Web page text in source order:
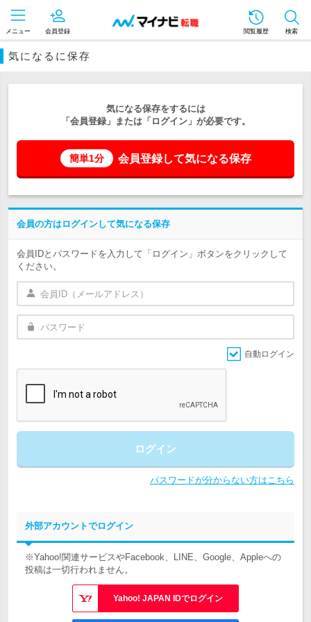
メニュー 会員登録 閲覧履歴 検索
気になるに保存
気になる保存をするには
「会員登録」または「ログイン」が必要です。
簡単1分 会員登録して気になる保存
会員の方はログインして気になる保存
会員IDとパスワードを入力して「ログイン」ボタンをクリックして
ください。
自動ログイン
ログイン
パスワードが分からない方はこちら
外部アカウントでログイン
※Yahoo!関連サービスやFacebook、LINE、Google、Appleへの
投稿は一切行われません。
Yahoo! JAPAN IDでログイン